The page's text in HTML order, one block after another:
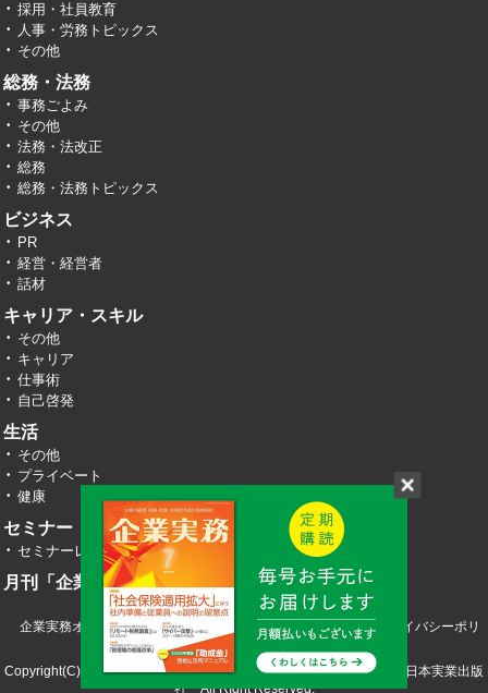
採用・社員教育
人事・労務トピックス
その他
総務・法務
事務ごよみ
その他
法務・法改正
総務
総務・法務トピックス
ビジネス
PR
経営・経営者
話材
キャリア・スキル
その他
キャリア
仕事術
自己啓発
生活
その他
プライベート
健康
セミナー・イベント
セミナーレポート
月刊「企業実務」
企業実務オンライン TOP 運営会社 お問い合わせ
プライバシーポリ
Copyright(C) 2026 株式会社エヌ・ジェイ・ハイ・テック／株式会社日本実業出版
社 All RIght Reserved.